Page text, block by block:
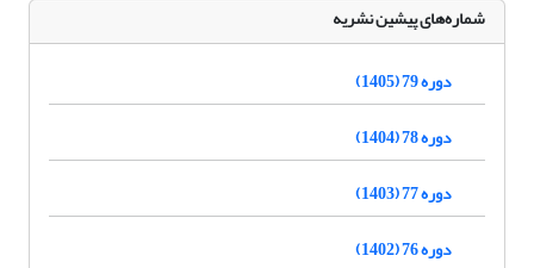
شماره‌های پیشین نشریه
دوره 79 (1405)
دوره 78 (1404)
دوره 77 (1403)
دوره 76 (1402)